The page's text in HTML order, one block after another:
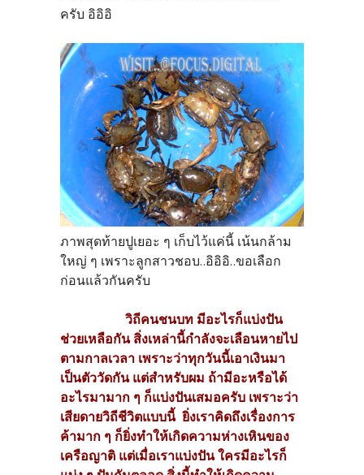
ครับ อิอิอิ
ภาพสุดท้ายปูเยอะ ๆ เก็บไว้แค่นี้ เน้นกล้าม
ใหญ่ ๆ เพราะลูกสาวชอบ..อิอิอิ..ขอเลือก
ก่อนแล้วกันครับ
วิถีคนชนบท มีอะไรก็แบ่งปัน
ช่วยเหลือกัน สิ่งเหล่านี้กำลังจะเลือนหายไป
ตามกาลเวลา เพราะว่าทุกวันนี้เอาเงินมา
เป็นตัววัดกัน แต่สำหรับผม ถ้ามีอะหรือได้
อะไรมามาก ๆ ก็แบ่งปันเสมอครับ เพราะว่า
เสียดายวิถีชีวิตแบบนี้ ยิ่งเราคิดถึงเรื่องการ
ค้ามาก ๆ ก็ยิ่งทำให้เกิดความห่างเหินของ
เครือญาติ แต่เมื่อเราแบ่งปัน ใครมีอะไรก็